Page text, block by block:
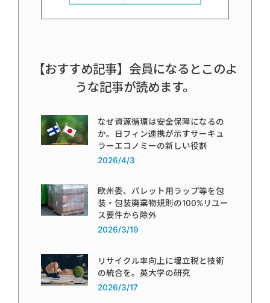
【おすすめ記事】会員になるとこのよ
うな記事が読めます。
なぜ資源循環は安全保障になるの
か。日フィン連携が示すサーキュ
ラーエコノミーの新しい役割
2026/4/3
欧州委、パレット用ラップ等を包
装・包装廃棄物規則の100%リユー
ス要件から除外
2026/3/19
リサイクル率向上に埋立税と技術
の統合を。英大学の研究
2026/3/17